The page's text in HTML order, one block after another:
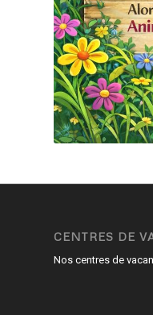
CENTRES DE
Nos centres de